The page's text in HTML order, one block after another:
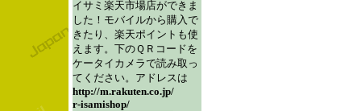
イサミ楽天市場店ができま
した！モバイルから購入で
きたり、楽天ポイントも使
えます。下のＱＲコードを
ケータイカメラで読み取っ
てください。アドレスは
http://m.rakuten.co.jp/
r-isamishop/